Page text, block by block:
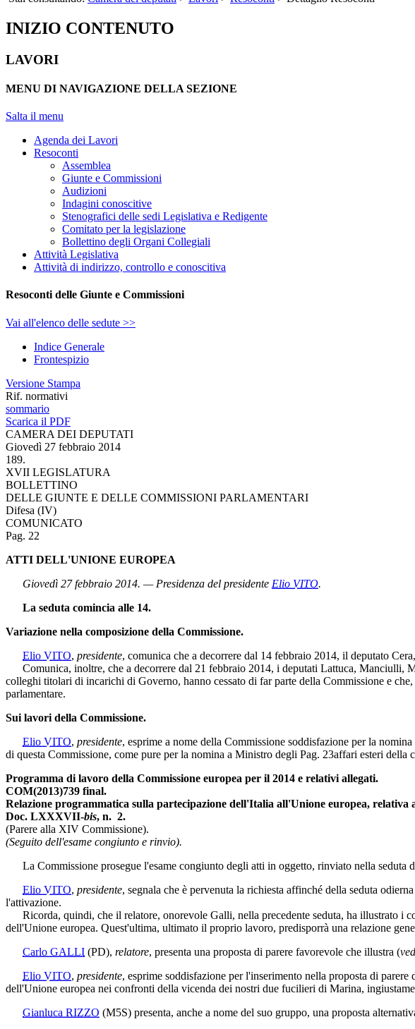
INIZIO CONTENUTO
LAVORI
MENU DI NAVIGAZIONE DELLA SEZIONE
Salta il menu
Agenda dei Lavori
Resoconti
Assemblea
Giunte e Commissioni
Audizioni
Indagini conoscitive
Stenografici delle sedi Legislativa e Redigente
Comitato per la legislazione
Bollettino degli Organi Collegiali
Attività Legislativa
Attività di indirizzo, controllo e conoscitiva
Resoconti delle Giunte e Commissioni
Vai all'elenco delle sedute >>
Indice Generale
Frontespizio
Versione Stampa
Rif. normativi
sommario
Scarica il PDF
CAMERA DEI DEPUTATI
Giovedì 27 febbraio 2014
189.
XVII LEGISLATURA
BOLLETTINO
DELLE GIUNTE E DELLE COMMISSIONI PARLAMENTARI
Difesa (IV)
COMUNICATO
Pag. 22
ATTI DELL'UNIONE EUROPEA
Giovedì 27 febbraio 2014. — Presidenza del presidente Elio VITO.
La seduta comincia alle 14.
Variazione nella composizione della Commissione.
Elio VITO, presidente, comunica che a decorrere dal 14 febbraio 2014, il deputato
Comunica, inoltre, che a decorrere dal 21 febbraio 2014, i deputati Lattuca, Manciulli,
colleghi titolari di incarichi di Governo, hanno cessato di far parte della Commissione e
parlamentare.
Sui lavori della Commissione.
Elio VITO, presidente, esprime a nome della Commissione soddisfazione per la
di questa Commissione, come pure per la nomina a Ministro degli Pag. 23affari esteri della
Programma di lavoro della Commissione europea per il 2014 e relativi allegati.
COM(2013)739 final.
Relazione programmatica sulla partecipazione dell'Italia all'Unione europea, relativa
Doc. LXXXVII-bis, n. 2.
(Parere alla XIV Commissione).
(Seguito dell'esame congiunto e rinvio).
La Commissione prosegue l'esame congiunto degli atti in oggetto, rinviato nella seduta
Elio VITO, presidente, segnala che è pervenuta la richiesta affinché della seduta
l'attivazione.
Ricorda, quindi, che il relatore, onorevole Galli, nella precedente seduta, ha illustrato i
dell'Unione europea. Quest'ultima, ultimato il proprio lavoro, predisporrà una relazione
Carlo GALLI (PD), relatore, presenta una proposta di parere favorevole che illustra (
Elio VITO, presidente, esprime soddisfazione per l'inserimento nella proposta di
dell'Unione europea nei confronti della vicenda dei nostri due fucilieri di Marina,
Gianluca RIZZO (M5S) presenta, anche a nome del suo gruppo, una proposta